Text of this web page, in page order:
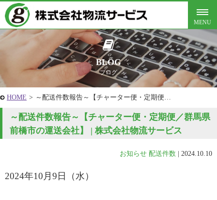
BLOG
ブログ
HOME > ～配送件数報告～【チャーター便・定期便…
～配送件数報告～【チャーター便・定期便／群馬県
前橋市の運送会社】 | 株式会社物流サービス
お知らせ 配送件数 2024.10.10
2024年10 月9 日 （水）